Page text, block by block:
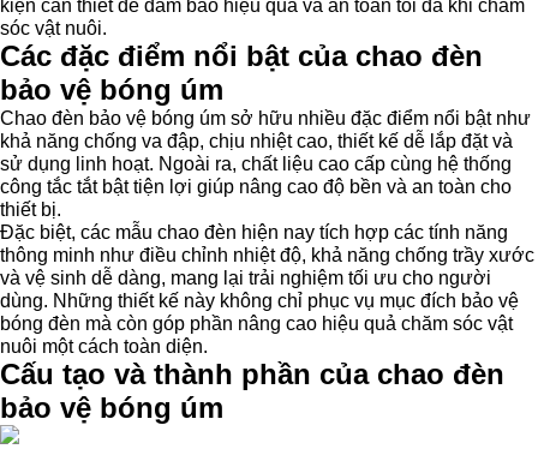
kiện cần thiết để đảm bảo hiệu quả và an toàn tối đa khi chăm
sóc vật nuôi.
Các đặc điểm nổi bật của chao đèn
bảo vệ bóng úm
Chao đèn bảo vệ bóng úm sở hữu nhiều đặc điểm nổi bật như
khả năng chống va đập, chịu nhiệt cao, thiết kế dễ lắp đặt và
sử dụng linh hoạt. Ngoài ra, chất liệu cao cấp cùng hệ thống
công tắc tắt bật tiện lợi giúp nâng cao độ bền và an toàn cho
thiết bị.
Đặc biệt, các mẫu chao đèn hiện nay tích hợp các tính năng
thông minh như điều chỉnh nhiệt độ, khả năng chống trầy xước
và vệ sinh dễ dàng, mang lại trải nghiệm tối ưu cho người
dùng. Những thiết kế này không chỉ phục vụ mục đích bảo vệ
bóng đèn mà còn góp phần nâng cao hiệu quả chăm sóc vật
nuôi một cách toàn diện.
Cấu tạo và thành phần của chao đèn
bảo vệ bóng úm